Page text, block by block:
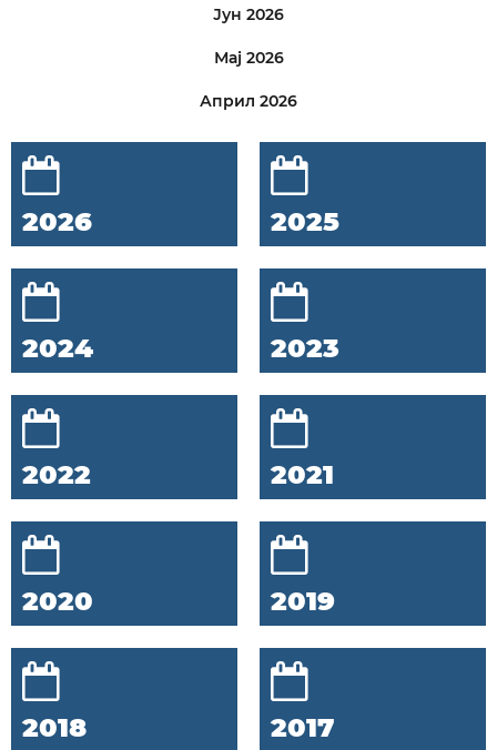
Јун 2026
Мај 2026
Април 2026
2026 2025
2024 2023
2022 2021
2020 2019
2018 2017